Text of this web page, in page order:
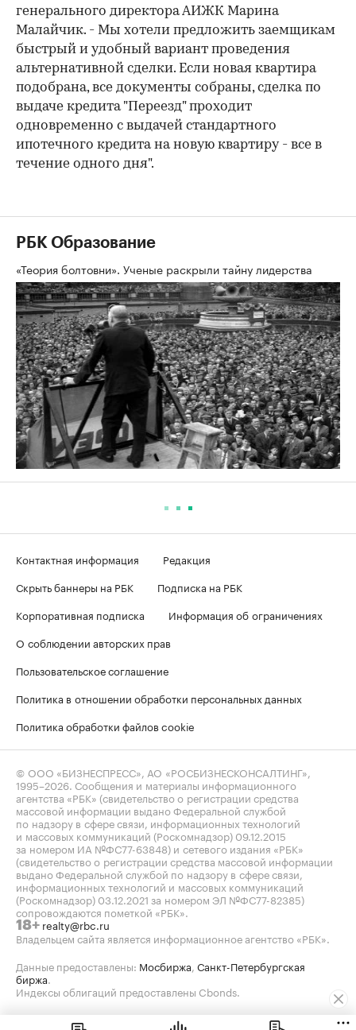
генерального директора АИЖК Марина
Малайчик. - Мы хотели предложить заемщикам
быстрый и удобный вариант проведения
альтернативной сделки. Если новая квартира
подобрана, все документы собраны, сделка по
выдаче кредита "Переезд" проходит
одновременно с выдачей стандартного
ипотечного кредита на новую квартиру - все в
течение одного дня".
РБК Образование
«Теория болтовни». Ученые раскрыли тайну лидерства
Контактная информация
Редакция
Скрыть баннеры на РБК
Подписка на РБК
Корпоративная подписка
Информация об ограничениях
О соблюдении авторских прав
Пользовательское соглашение
Политика в отношении обработки персональных данных
Политика обработки файлов cookie
© ООО «БИЗНЕСПРЕСС», АО «РОСБИЗНЕСКОНСАЛТИНГ»,
1995–2026. Сообщения и материалы информационного
агентства «РБК» (свидетельство о регистрации средства
массовой информации выдано Федеральной службой
по надзору в сфере связи, информационных технологий
и массовых коммуникаций (Роскомнадзор) 09.12.2015
за номером ИА №ФС77-63848) и сетевого издания «РБК»
(свидетельство о регистрации средства массовой информации
выдано Федеральной службой по надзору в сфере связи,
информационных технологий и массовых коммуникаций
(Роскомнадзор) 03.12.2021 за номером ЭЛ №ФС77-82385)
сопровождаются пометкой «РБК».
18+ realty@rbc.ru
Владельцем сайта является информационное агентство «РБК».
Данные предоставлены: Мосбиржа, Санкт-Петербургская
биржа.
Индексы облигаций предоставлены Cbonds.